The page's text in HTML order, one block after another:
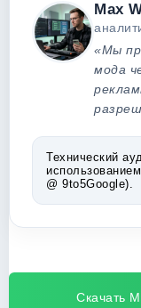
Max
«Мы
мода
Технический
@ 9to5Google).
Скачать